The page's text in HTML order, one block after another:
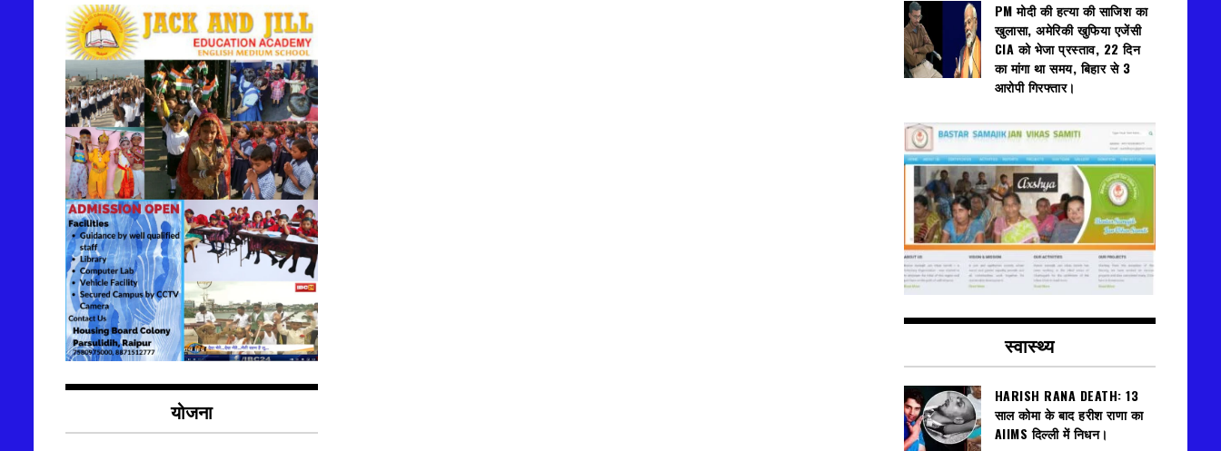
योजना
PM मोदी की हत्या की साजिश का
खुलासा, अमेरिकी खुफिया एजेंसी
CIA को भेजा प्रस्ताव, 22 दिन
का मांगा था समय, बिहार से 3
आरोपी गिरफ्तार।
स्वास्थ्य
HARISH RANA DEATH: 13
साल कोमा के बाद हरीश राणा का
AIIMS दिल्ली में निधन।